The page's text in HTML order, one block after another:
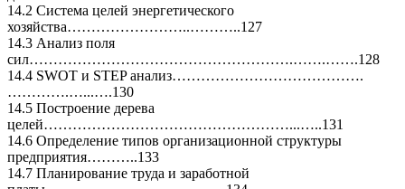
14.2 Система целей энергетического
хозяйства……………………..………..127
14.3 Анализ поля
сил……………………………………………….…….…….128
14.4 SWOT и STEP анализ………………………………….
………….…...….130
14.5 Построение дерева
целей……………………………………………...…..131
14.6 Определение типов организационной структуры
предприятия………..133
14.7 Планирование труда и заработной